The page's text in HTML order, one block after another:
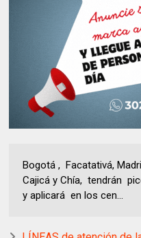
Bogotá , Facatativá,
Cajicá y Chía, tendrán
y aplicará en los cen...